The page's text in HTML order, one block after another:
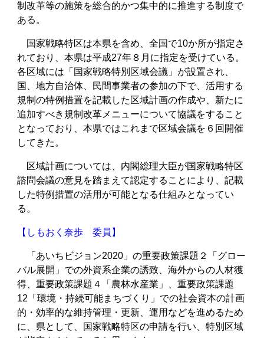
制改革等の施策を総合的かつ集中的に推進する制度で
ある。
国家戦略特区は本県を含め、全国で10か所が指定さ
れており、本県は平成27年８月に指定を受けている。
各区域には「国家戦略特別区域会議」が設置され、
国、地方自治体、民間事業者の参加の下で、活用する
規制の特例措置を記載した区域計画の作成や、新たに
追加すべき規制改革メニューについて協議をすること
となっており、本県ではこれまで区域会議を６回開催
してきた。
区域計画については、内閣総理大臣が国家戦略特区
諮問会議の意見を踏まえて認定することにより、記載
した特例措置の活用が可能となる仕組みとなってい
る。
【しもおく奈歩 委員】
「あいちビジョン2020」の重要政策課題２「グロー
バル展開」での外資系企業の誘致、海外からの人材獲
得、重要政策課題４「農林水産業」、重要政策課題
12「環境・持続可能まちづくり」での社会資本の計画
的・効率的な維持管理・更新、運用などを進めるため
に、県として、国家戦略特区の申請を行い、特別区域